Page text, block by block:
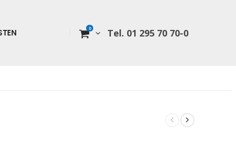
0 Tel. 01 295 70 70-0